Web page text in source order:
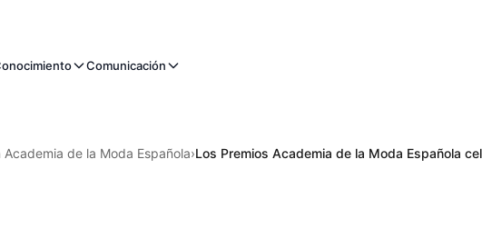
Comunicación
Academia de la Moda Española›Los Premios Academia de la Moda Española